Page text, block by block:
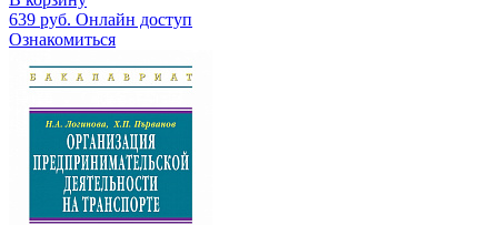
639 руб. Онлайн доступ
Ознакомиться